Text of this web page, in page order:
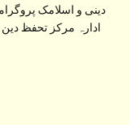
دینی و اسلامک
ادارہ مرکز تحفظ دین